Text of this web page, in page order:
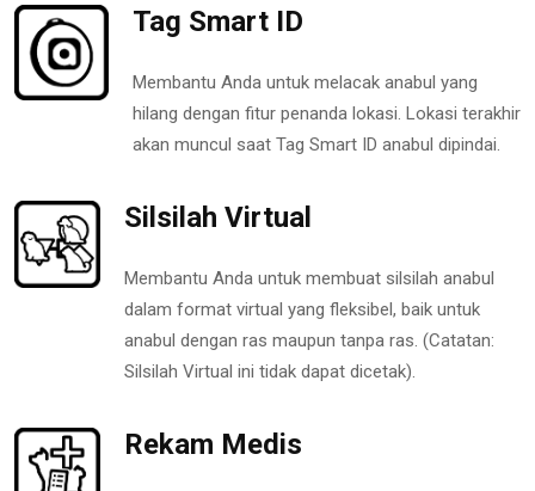
Tag Smart ID
Membantu Anda untuk melacak anabul yang
hilang dengan fitur penanda lokasi. Lokasi terakhir
akan muncul saat Tag Smart ID anabul dipindai.
Silsilah Virtual
Membantu Anda untuk membuat silsilah anabul
dalam format virtual yang fleksibel, baik untuk
anabul dengan ras maupun tanpa ras. (Catatan:
Silsilah Virtual ini tidak dapat dicetak).
Rekam Medis